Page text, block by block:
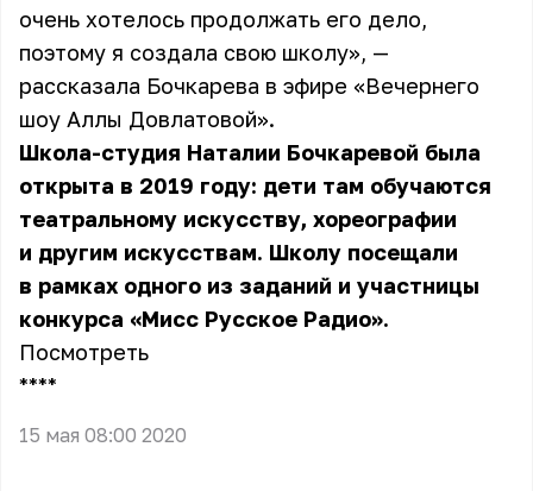
очень хотелось продолжать его дело,
поэтому я создала свою школу», —
рассказала Бочкарева в эфире «Вечернего
шоу Аллы Довлатовой».
Школа-студия Наталии Бочкаревой была
открыта в 2019 году: дети там обучаются
театральному искусству, хореографии
и другим искусствам. Школу посещали
в рамках одного из заданий и участницы
конкурса «Мисс Русское Радио».
Посмотреть
** **
15 мая 08:00 2020